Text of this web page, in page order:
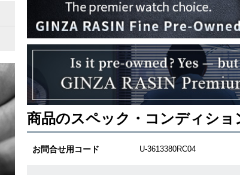
商品のスペック・コンディショ
お問合せ用コード U-3613380RC04